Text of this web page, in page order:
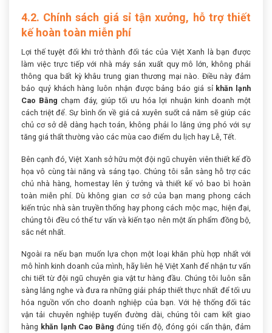
4.2. Chính sách giá sỉ tận xưởng, hỗ trợ thiết
kế hoàn toàn miễn phí
Lợi thế tuyệt đối khi trở thành đối tác của Việt Xanh là bạn được
làm việc trực tiếp với nhà máy sản xuất quy mô lớn, không phải
thông qua bất kỳ khâu trung gian thương mại nào. Điều này đảm
bảo quý khách hàng luôn nhận được bảng báo giá sỉ khăn lạnh
Cao Bằng chạm đáy, giúp tối ưu hóa lợi nhuận kinh doanh một
cách triệt để. Sự bình ổn về giá cả xuyên suốt cả năm sẽ giúp các
chủ cơ sở dễ dàng hạch toán, không phải lo lắng ứng phó với sự
tăng giá thất thường vào các mùa cao điểm du lịch hay Lễ, Tết.
Bên cạnh đó, Việt Xanh sở hữu một đội ngũ chuyên viên thiết kế đồ
họa vô cùng tài năng và sáng tạo. Chúng tôi sẵn sàng hỗ trợ các
chủ nhà hàng, homestay lên ý tưởng và thiết kế vỏ bao bì hoàn
toàn miễn phí. Dù không gian cơ sở của bạn mang phong cách
kiến trúc nhà sàn truyền thống hay phong cách mộc mạc, hiện đại,
chúng tôi đều có thể tư vấn và kiến tạo nên một ấn phẩm đồng bộ,
sắc nét nhất.
Ngoài ra nếu bạn muốn lựa chọn một loại khăn phù hợp nhất với
mô hình kinh doanh của mình, hãy liên hệ Việt Xanh để nhận tư vấn
chi tiết từ đội ngũ chuyên gia vật tư hàng đầu. Chúng tôi luôn sẵn
sàng lắng nghe và đưa ra những giải pháp thiết thực nhất để tối ưu
hóa nguồn vốn cho doanh nghiệp của bạn. Với hệ thống đối tác
vận tải chuyên nghiệp tuyến đường dài, chúng tôi cam kết giao
hàng khăn lạnh Cao Bằng đúng tiến độ, đóng gói cẩn thận, đảm